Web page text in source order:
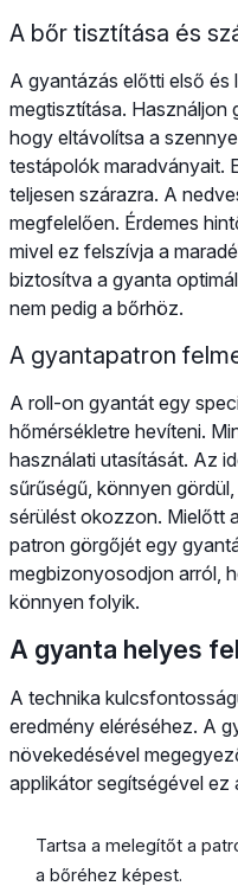
A bőr tisztítása és
A gyantázás előtti első és
megtisztítása. Használjon
hogy eltávolítsa a
testápolók maradványait.
teljesen szárazra. A
megfelelően. Érdemes
mivel ez felszívja a
biztosítva a gyanta
nem pedig a bőrhöz.
A gyantapatron
A roll-on gyantát egy
hőmérsékletre hevíteni.
használati utasítását. Az
sűrűségű, könnyen
sérülést okozzon. Mielőtt
patron görgőjét egy
megbizonyosodjon arról,
könnyen folyik.
A gyanta helyes
A technika
eredmény eléréséhez. A
növekedésével
applikátor segítségével
Tartsa a melegítőt a
a bőréhez képest.